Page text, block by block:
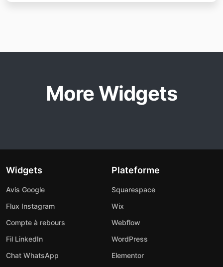
More Widgets
Widgets
Avis Google
Flux Instagram
Compte à rebours
Fil LinkedIn
Chat WhatsApp
Plateforme
Squarespace
Wix
Webflow
WordPress
Elementor